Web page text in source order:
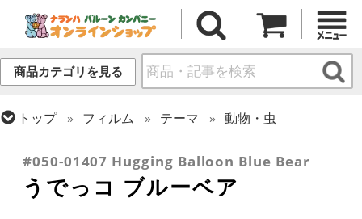
商品カテゴリを見る
トップ フィルム テーマ
動物・虫
#050-01407 Hugging Balloon Blue Bear
うでっコ ブルーベア